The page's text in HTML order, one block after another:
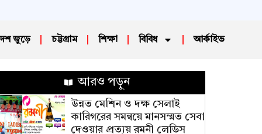
জুড়ে চট্টগ্রাম শিক্ষা বিবিধ আর্কাইভ
আরও পড়ুন
উন্নত মেশিন ও দক্ষ সেলাই
কারিগরের সমন্বয়ে মানসম্মত সেবা
দেওয়ার প্রত্যয় রমনী লেডিস